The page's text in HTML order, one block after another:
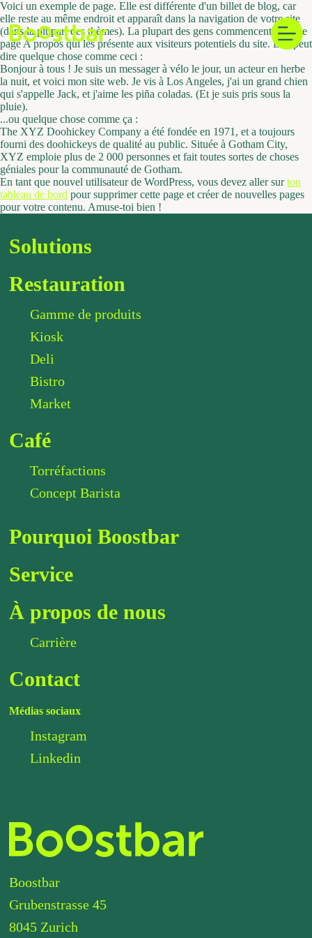
Skip
to
content
Voici un exemple de page. Elle est différente d'un billet de blog, car
elle reste au même endroit et apparaît dans la navigation de votre site
(dans la plupart des thèmes). La plupart des gens commencent par une
page A propos qui les présente aux visiteurs potentiels du site. Elle peut
dire quelque chose comme ceci :
Bonjour à tous ! Je suis un messager à vélo le jour, un acteur en herbe
la nuit, et voici mon site web. Je vis à Los Angeles, j'ai un grand chien
qui s'appelle Jack, et j'aime les piña coladas. (Et je suis pris sous la
pluie).
...ou quelque chose comme ça :
The XYZ Doohickey Company a été fondée en 1971, et a toujours
fourni des doohickeys de qualité au public. Située à Gotham City,
XYZ emploie plus de 2 000 personnes et fait toutes sortes de choses
géniales pour la communauté de Gotham.
En tant que nouvel utilisateur de WordPress, vous devez aller surton
tableau de bord pour supprimer cette page et créer de nouvelles pages
pour votre contenu. Amuse-toi bien !
Boostbar
Grubenstrasse 45
8045 Zurich
Solutions
Restauration
Gamme de produits
Kiosk
Deli
Bistro
Market
Café
Torréfactions
Concept Barista
Pourquoi Boostbar
Service
À propos de nous
Carrière
Contact
Médias sociaux
Instagram
Linkedin